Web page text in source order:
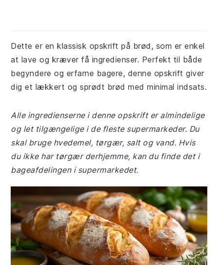
Dette er en klassisk opskrift på brød, som er enkel
at lave og kræver få ingredienser. Perfekt til både
begyndere og erfarne bagere, denne opskrift giver
dig et lækkert og sprødt brød med minimal indsats.
Alle ingredienserne i denne opskrift er almindelige
og let tilgængelige i de fleste supermarkeder. Du
skal bruge hvedemel, tørgær, salt og vand. Hvis
du ikke har tørgær derhjemme, kan du finde det i
bageafdelingen i supermarkedet.